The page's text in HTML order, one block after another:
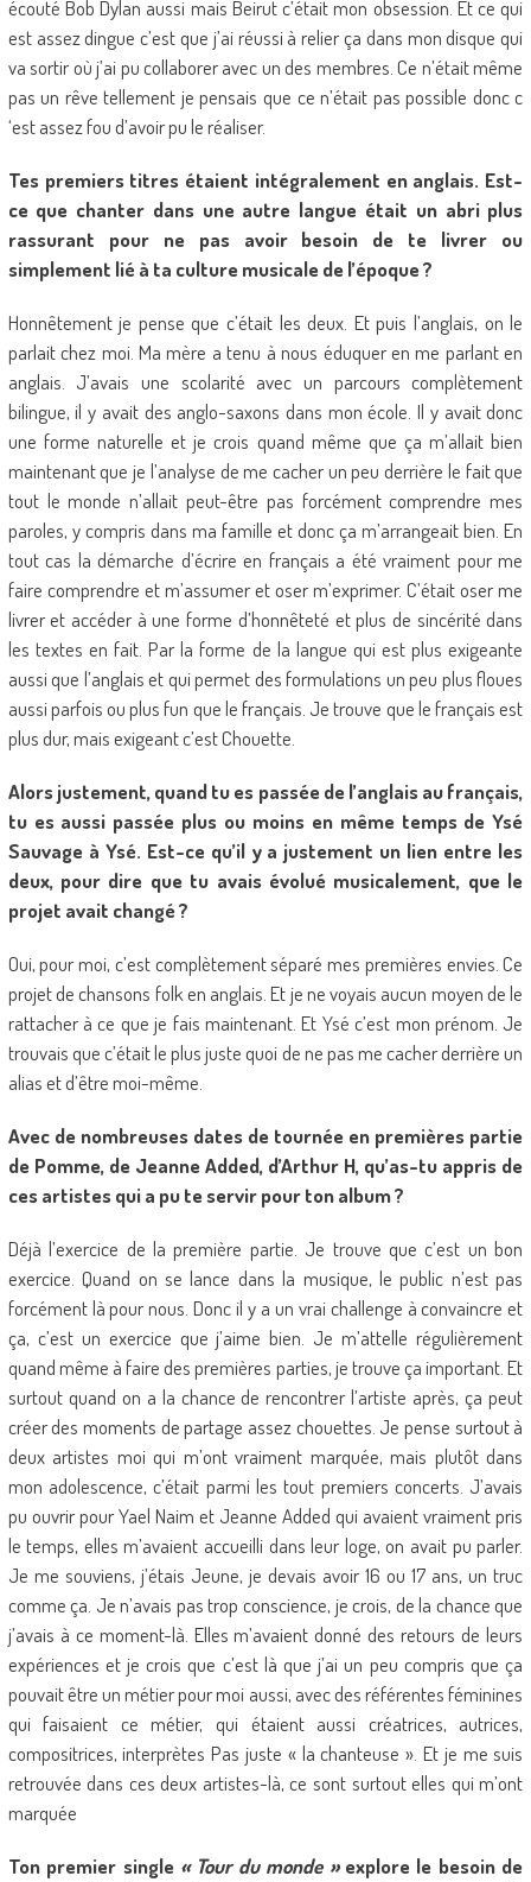
écouté Bob Dylan aussi mais Beirut c’était mon obsession. Et ce qui
est assez dingue c’est que j’ai réussi à relier ça dans mon disque qui
va sortir où j’ai pu collaborer avec un des membres. Ce n’était même
pas un rêve tellement je pensais que ce n’était pas possible donc c
‘est assez fou d’avoir pu le réaliser.
Tes premiers titres étaient intégralement en anglais. Est-
ce que chanter dans une autre langue était un abri plus
rassurant pour ne pas avoir besoin de te livrer ou
simplement lié à ta culture musicale de l’époque ?
Honnêtement je pense que c’était les deux. Et puis l’anglais, on le
parlait chez moi. Ma mère a tenu à nous éduquer en me parlant en
anglais. J’avais une scolarité avec un parcours complètement
bilingue, il y avait des anglo-saxons dans mon école. Il y avait donc
une forme naturelle et je crois quand même que ça m’allait bien
maintenant que je l’analyse de me cacher un peu derrière le fait que
tout le monde n’allait peut-être pas forcément comprendre mes
paroles, y compris dans ma famille et donc ça m’arrangeait bien. En
tout cas la démarche d’écrire en français a été vraiment pour me
faire comprendre et m’assumer et oser m’exprimer. C’était oser me
livrer et accéder à une forme d’honnêteté et plus de sincérité dans
les textes en fait. Par la forme de la langue qui est plus exigeante
aussi que l’anglais et qui permet des formulations un peu plus floues
aussi parfois ou plus fun que le français. Je trouve que le français est
plus dur, mais exigeant c’est Chouette.
Alors justement, quand tu es passée de l’anglais au français,
tu es aussi passée plus ou moins en même temps de Ysé
Sauvage à Ysé. Est-ce qu’il y a justement un lien entre les
deux, pour dire que tu avais évolué musicalement, que le
projet avait changé ?
Oui, pour moi, c’est complètement séparé mes premières envies. Ce
projet de chansons folk en anglais. Et je ne voyais aucun moyen de le
rattacher à ce que je fais maintenant. Et Ysé c’est mon prénom. Je
trouvais que c’était le plus juste quoi de ne pas me cacher derrière un
alias et d’être moi-même.
Avec de nombreuses dates de tournée en premières partie
de Pomme, de Jeanne Added, d’Arthur H, qu’as-tu appris de
ces artistes qui a pu te servir pour ton album ?
Déjà l’exercice de la première partie. Je trouve que c’est un bon
exercice. Quand on se lance dans la musique, le public n’est pas
forcément là pour nous. Donc il y a un vrai challenge à convaincre et
ça, c’est un exercice que j’aime bien. Je m’attelle régulièrement
quand même à faire des premières parties, je trouve ça important. Et
surtout quand on a la chance de rencontrer l’artiste après, ça peut
créer des moments de partage assez chouettes. Je pense surtout à
deux artistes moi qui m’ont vraiment marquée, mais plutôt dans
mon adolescence, c’était parmi les tout premiers concerts. J’avais
pu ouvrir pour Yael Naim et Jeanne Added qui avaient vraiment pris
le temps, elles m’avaient accueilli dans leur loge, on avait pu parler.
Je me souviens, j’étais Jeune, je devais avoir 16 ou 17 ans, un truc
comme ça. Je n’avais pas trop conscience, je crois, de la chance que
j’avais à ce moment-là. Elles m’avaient donné des retours de leurs
expériences et je crois que c’est là que j’ai un peu compris que ça
pouvait être un métier pour moi aussi, avec des référentes féminines
qui faisaient ce métier, qui étaient aussi créatrices, autrices,
compositrices, interprètes Pas juste « la chanteuse ». Et je me suis
retrouvée dans ces deux artistes-là, ce sont surtout elles qui m’ont
marquée
Ton premier single « Tour du monde »explore le besoin de